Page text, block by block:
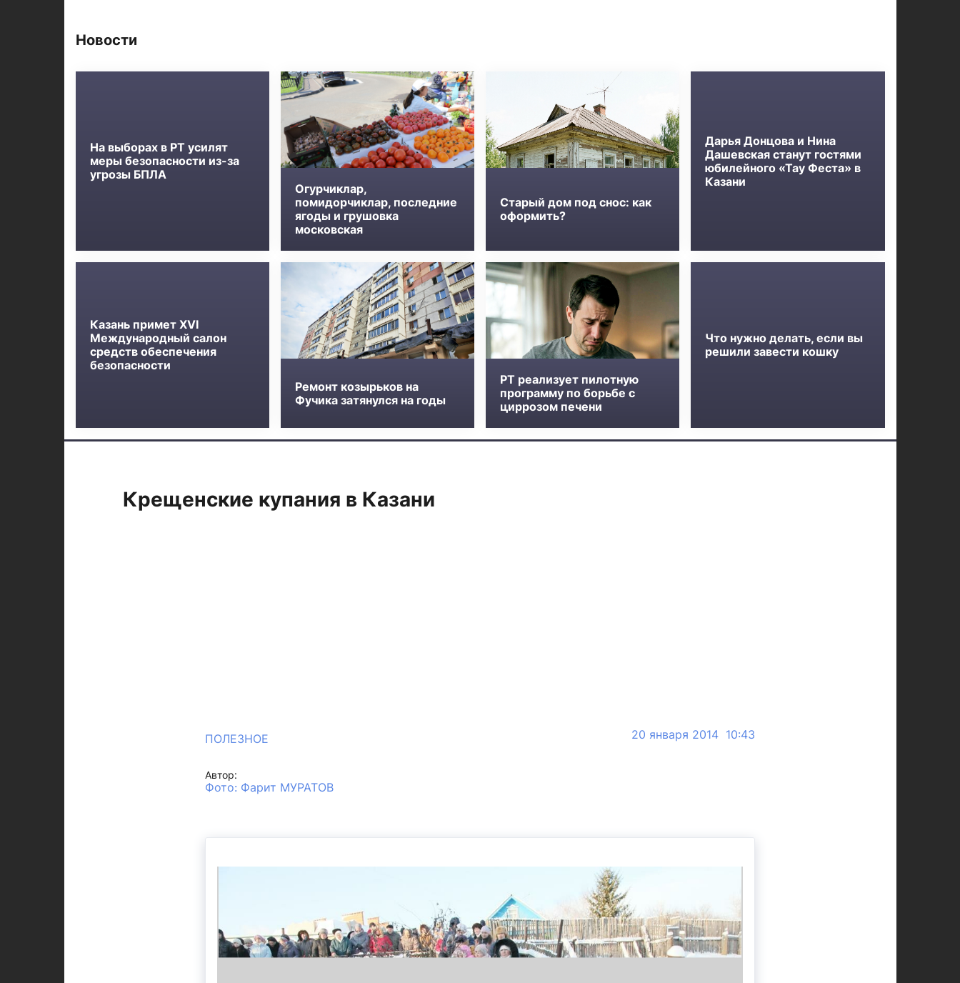
Новости
На выборах в РТ усилят
меры безопасности из-за
угрозы БПЛА
Огурчиклар,
помидорчиклар, последние
ягоды и грушовка
московская
Старый дом под снос: как
оформить?
Дарья Донцова и Нина
Дашевская станут гостями
юбилейного «Тау Феста» в
Казани
Казань примет XVI
Международный салон
средств обеспечения
безопасности
Ремонт козырьков на
Фучика затянулся на годы
РТ реализует пилотную
программу по борьбе с
циррозом печени
Что нужно делать, если вы
решили завести кошку
Крещенские купания в Казани
ПОЛЕЗНОЕ 20 января 2014 10:43
Автор:
Фото: Фарит МУРАТОВ